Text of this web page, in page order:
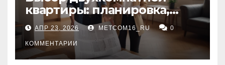
квартиры: планировка,
состояние жилья и
проверка документов
АПР 23, 2026 METCOM16_RU 0
КОММЕНТАРИИ